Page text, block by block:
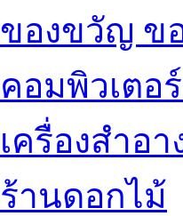
ของขวัญ ข
คอมพิวเตอ
เครื่องสำอา
ร้านดอกไม้